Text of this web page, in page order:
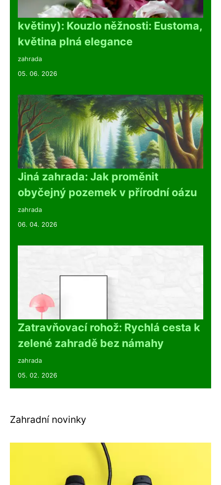
květiny): Kouzlo něžnosti: Eustoma,
květina plná elegance
zahrada
05. 06. 2026
Jiná zahrada: Jak proměnit
obyčejný pozemek v přírodní oázu
zahrada
06. 04. 2026
Zatravňovací rohož: Rychlá cesta k
zelené zahradě bez námahy
zahrada
05. 02. 2026
Zahradní novinky